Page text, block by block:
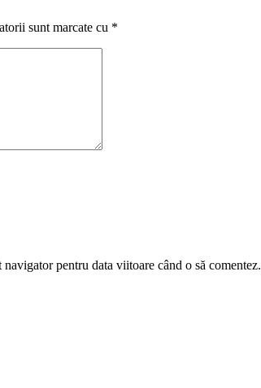
sunt marcate cu *
pentru data viitoare când o să comentez.